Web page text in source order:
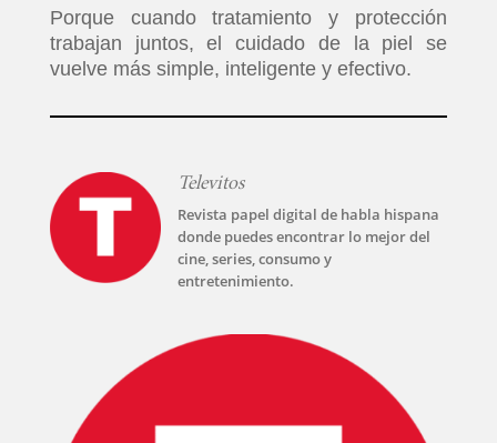
Porque cuando tratamiento y protección
trabajan juntos, el cuidado de la piel se
vuelve más simple, inteligente y efectivo.
Televitos
Revista papel digital de habla hispana
donde puedes encontrar lo mejor del
cine, series, consumo y
entretenimiento.